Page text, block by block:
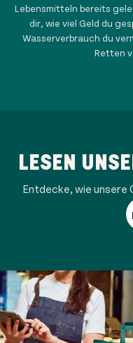
Lebensmitteln bereits
dir, wie viel Geld du
Wasserverbrauch du
Retten
LESEN
Entdecke, wie unsere